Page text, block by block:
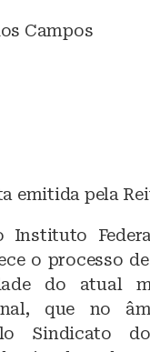
Campos
emitida pela
Instituto
o processo
do atual
que no
Sindicato